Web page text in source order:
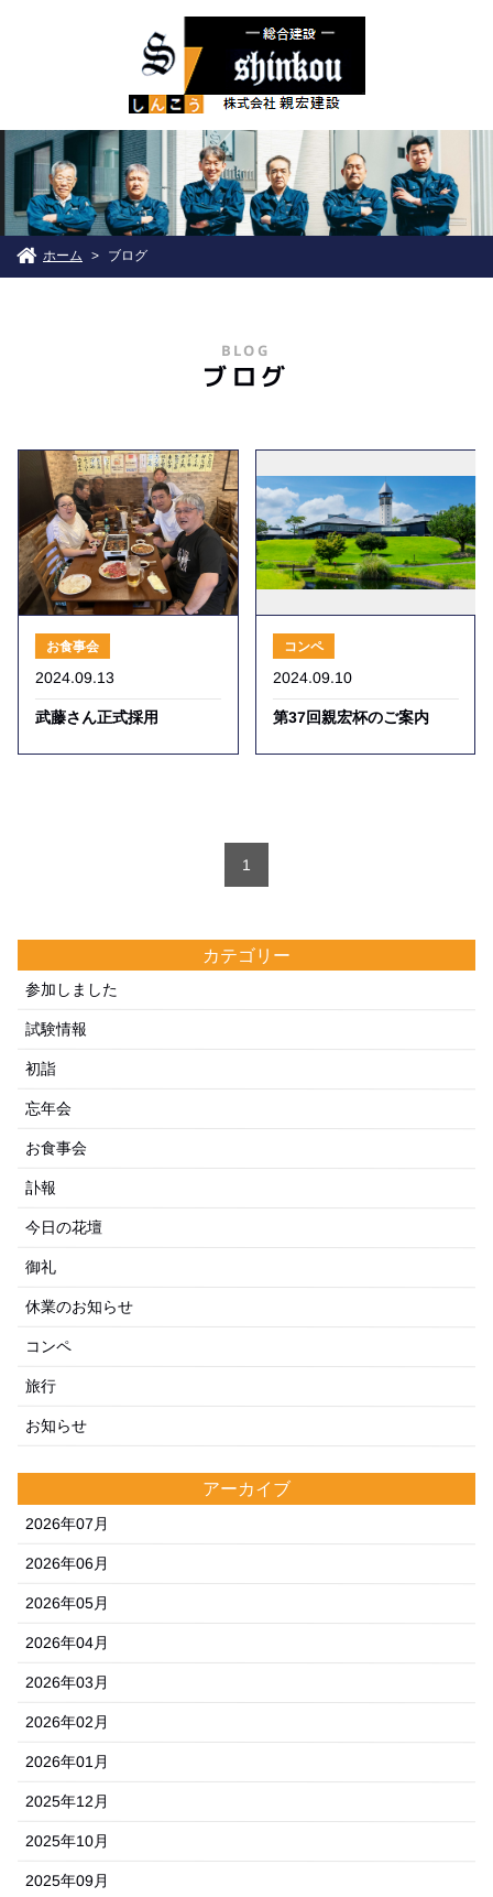
ホーム > ブログ
BLOG
ブログ
カテゴリー
参加しました
試験情報
初詣
忘年会
お食事会
訃報
今日の花壇
御礼
休業のお知らせ
コンペ
旅行
お知らせ
アーカイブ
2026年07月
2026年06月
2026年05月
2026年04月
2026年03月
2026年02月
2026年01月
2025年12月
2025年10月
2025年09月
お食事会
2024.09.13
武藤さん正式採用
コンペ
2024.09.10
第37回親宏杯のご案内
1